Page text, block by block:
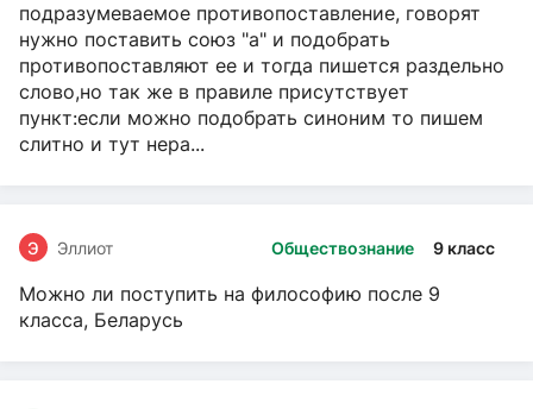
подразумеваемое противопоставление, говорят
нужно поставить союз "а" и подобрать
противопоставляют ее и тогда пишется раздельно
слово,но так же в правиле присутствует
пункт:если можно подобрать синоним то пишем
слитно и тут нера...
Обществознание 9 класс
Э Эллиот
Можно ли поступить на философию после 9
класса, Беларусь